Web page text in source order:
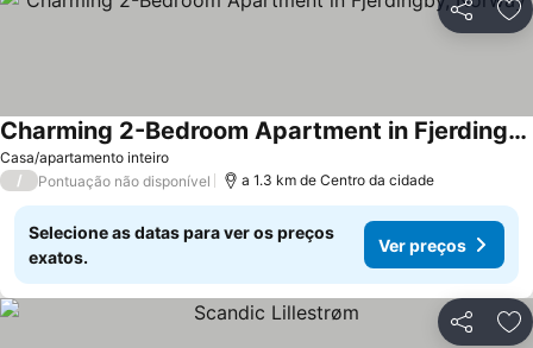
Partilhar
Casa/apartamento inteiro
Charming 2-Bedroom Apartment in Fjerdingby, Norway
/ Pontuação não disponível a 1.3 km de Centro da cidade
Selecione as datas para ver os preços
exatos.
Ver preços
Partilhar